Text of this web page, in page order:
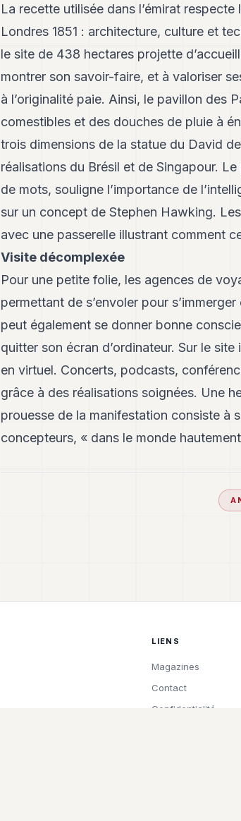
La recette utilisée dans l’émirat
Londres 1851 : architecture, culture et
le site de 438 hectares projette
montrer son savoir-faire, et à valoriser
à l’originalité paie. Ainsi, le pavillon des
comestibles et des douches de pluie à
trois dimensions de la statue du David
réalisations du Brésil et de Singapour.
de mots, souligne l’importance de
sur un concept de Stephen Hawking.
avec une passerelle illustrant comment
Visite décomplexée
Pour une petite folie, les agences de
permettant de s’envoler pour
peut également se donner bonne
quitter son écran d’ordinateur. Sur le
en virtuel. Concerts, podcasts,
grâce à des réalisations soignées. Une
prouesse de la manifestation consiste à
concepteurs, « dans le monde
LIENS
Magazines
Contact
Confidentialité